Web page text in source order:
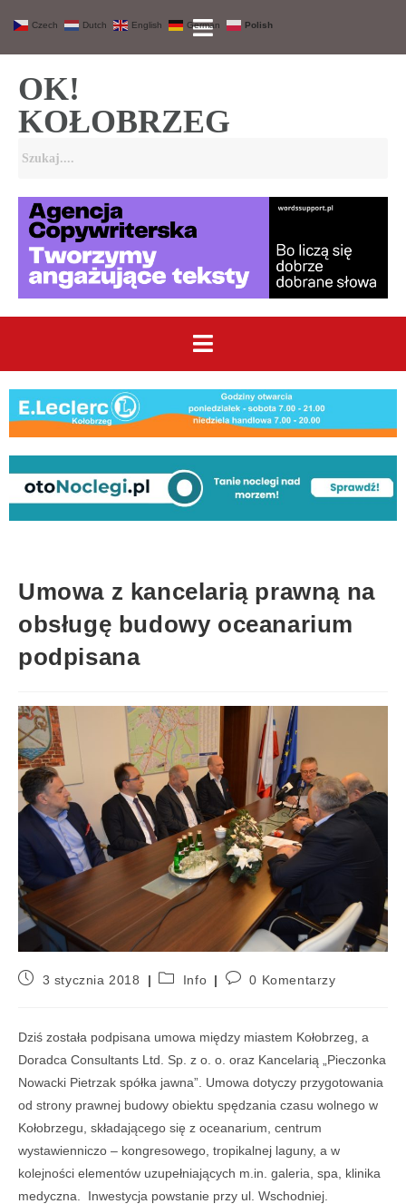
OK!
KOŁOBRZEG
Umowa z kancelarią prawną na
obsługę budowy oceanarium
podpisana
3 stycznia 2018 Info 0 Komentarzy
Dziś została podpisana umowa między miastem Kołobrzeg, a
Doradca Consultants Ltd. Sp. z o. o. oraz Kancelarią „Pieczonka
Nowacki Pietrzak spółka jawna”. Umowa dotyczy przygotowania
od strony prawnej budowy obiektu spędzania czasu wolnego w
Kołobrzegu, składającego się z oceanarium, centrum
wystawienniczo – kongresowego, tropikalnej laguny, a w
kolejności elementów uzupełniających m.in. galeria, spa, klinika
medyczna. Inwestycja powstanie przy ul. Wschodniej.
Czech Dutch English German Polish